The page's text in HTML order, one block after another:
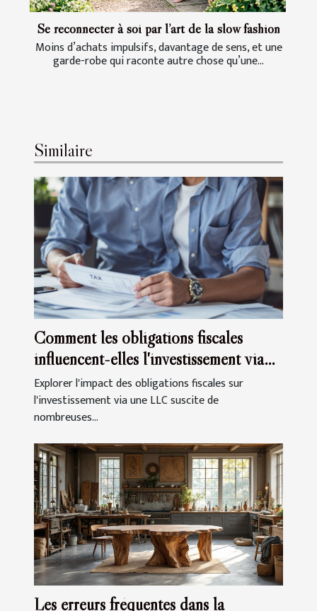
Se reconnecter à soi par l’art de la slow fashion
Moins d’achats impulsifs, davantage de sens, et une
garde-robe qui raconte autre chose qu’une...
Similaire
Comment les obligations fiscales
influencent-elles l'investissement via
une LLC ?
Explorer l'impact des obligations fiscales sur
l'investissement via une LLC suscite de
nombreuses...
Les erreurs fréquentes dans la